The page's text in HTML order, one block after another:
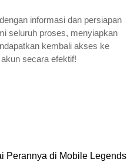
informasi dan persiapan
seluruh proses, menyiapkan
kembali akses ke
secara efektif!
Perannya di Mobile Legends